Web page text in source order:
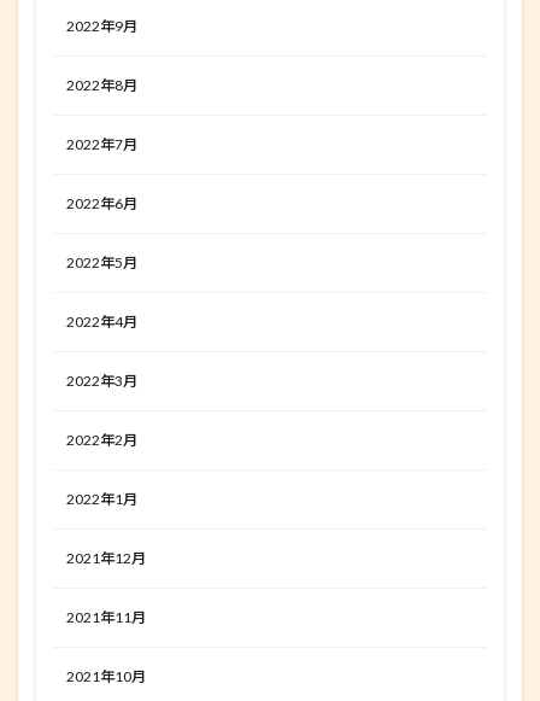
2022年9月
2022年8月
2022年7月
2022年6月
2022年5月
2022年4月
2022年3月
2022年2月
2022年1月
2021年12月
2021年11月
2021年10月